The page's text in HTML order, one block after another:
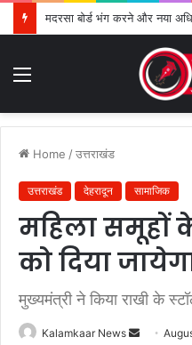
Home /उत्तराखंड
उत्तराखंड देहरादून सामाजिक
महिला समूहों
को दिया
मुख्यमंत्री ने किया राखी के
Kalamkaar News